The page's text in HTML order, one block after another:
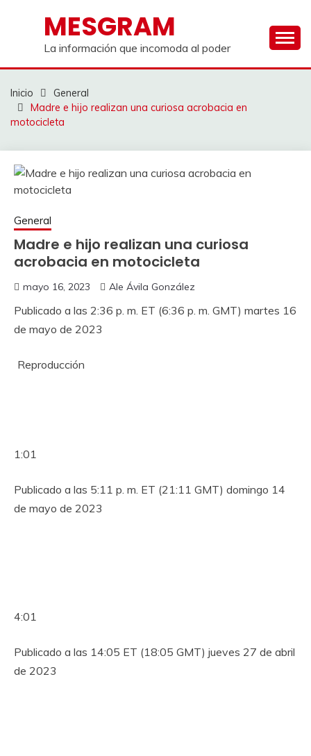
contenidoMESGRAM
La información que incomoda al poder
Inicio
General
Madre e hijo realizan una curiosa acrobacia en
motocicleta
General
Madre e hijo realizan una curiosa
acrobacia en motocicleta
mayo 16, 2023 Ale Ávila González
Publicado a las 2:36 p. m. ET (6:36 p. m. GMT) martes 16
de mayo de 2023
Reproducción
1:01
Publicado a las 5:11 p. m. ET (21:11 GMT) domingo 14
de mayo de 2023
4:01
Publicado a las 14:05 ET (18:05 GMT) jueves 27 de abril
de 2023